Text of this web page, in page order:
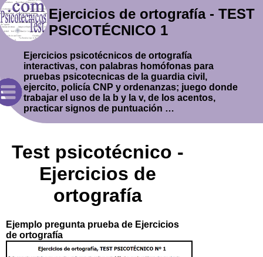
Ejercicios de ortografía - TEST
PSICOTÉCNICO 1
Ejercicios psicotécnicos de ortografía
interactivas, con palabras homófonas para
pruebas psicotecnicas de la guardia civil,
ejercito, policía CNP y ordenanzas; juego donde
trabajar el uso de la b y la v, de los acentos,
practicar signos de puntuación …
Test psicotécnico -
Ejercicios de
ortografía
Ejemplo pregunta prueba de Ejercicios
de ortografía